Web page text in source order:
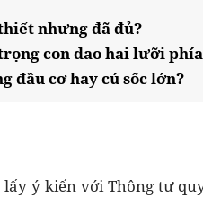
nhưng đã đủ?
con dao hai lưỡi
đầu cơ hay cú sốc lớn?
ý kiến với Thông tư